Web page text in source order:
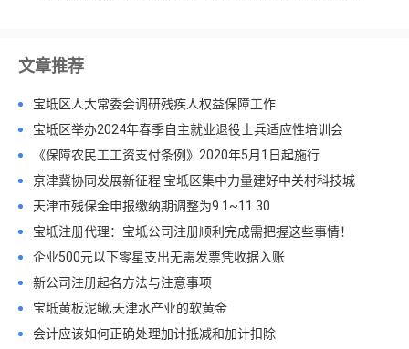
文章推荐
宝坻区人大常委会调研残疾人权益保障工作
宝坻区举办2024年春季自主就业退役士兵适应性培训会
《保障农民工工资支付条例》2020年5月1日起施行
京津冀协同发展新征程 宝坻区集中力量建好中关村科技城
天津市残保金申报缴纳期调整为9.1~11.30
宝坻注册代理：宝坻公司注册顺利完成需把握这些事情！
企业500元以下零星支出无需发票凭收据入账
新公司注册起名方法与注意事项
宝坻黄板泥鳅,天津水产业的软黄金
会计应该如何正确处理加计抵减和加计扣除